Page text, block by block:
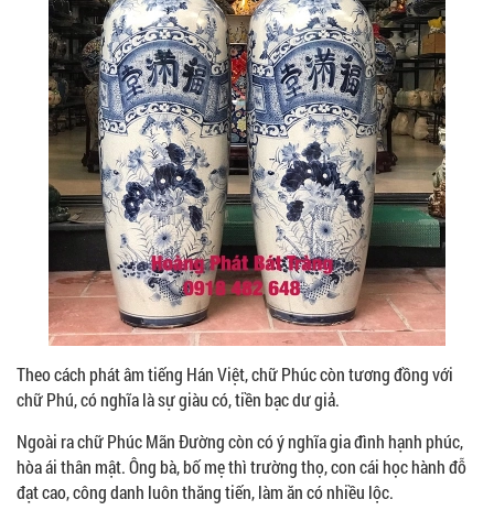
Theo cách phát âm tiếng Hán Việt, chữ Phúc còn tương đồng với
chữ Phú, có nghĩa là sự giàu có, tiền bạc dư giả.
Ngoài ra chữ Phúc Mãn Đường còn có ý nghĩa gia đình hạnh phúc,
hòa ái thân mật. Ông bà, bố mẹ thì trường thọ, con cái học hành đỗ
đạt cao, công danh luôn thăng tiến, làm ăn có nhiều lộc.